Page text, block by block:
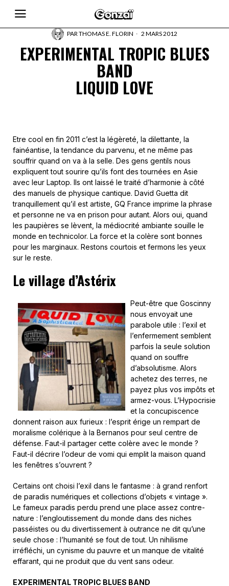
PARTHOMAS E. FLORIN 2 MARS 2012
EXPERIMENTAL TROPIC BLUES
BAND
LIQUID LOVE
Etre cool en fin 2011 c’est la légèreté, la dilettante, la
fainéantise, la tendance du parvenu, et ne même pas
souffrir quand on va à la selle. Des gens gentils nous
expliquent tout sourire qu’ils font des tournées en Asie
avec leur Laptop. Ils ont laissé le traité d’harmonie à côté
des manuels de physique cantique. David Guetta dit
tranquillement qu’il est artiste, GQ France imprime la phrase
et personne ne va en prison pour autant. Alors oui, quand
les paupières se lèvent, la médiocrité ambiante souille le
monde en technicolor. La force et la colère sont bonnes
pour les marginaux. Restons courtois et fermons les yeux
sur le reste.
Le village d’Astérix
Peut-être que Goscinny
nous envoyait une
parabole utile : l’exil et
l’enfermement semblent
parfois la seule solution
quand on souffre
d’absolutisme. Alors
achetez des terres, ne
payez plus vos impôts et
armez-vous. L’Hypocrisie
et la concupiscence
donnent raison aux furieux : l’esprit érige un rempart de
moralisme colérique à la Bernanos pour seul centre de
défense. Faut-il partager cette colère avec le monde ?
Faut-il décrire l’odeur de vomi qui emplit la maison quand
les fenêtres s’ouvrent ?
Certains ont choisi l’exil dans le fantasme : à grand renfort
de paradis numériques et collections d’objets « vintage ».
Le fameux paradis perdu prend une place assez contre-
nature : l’engloutissement du monde dans des niches
passéistes ou du divertissement à outrance ne dit qu’une
seule chose : l’humanité se fout de tout. Un nihilisme
irréfléchi, un cynisme du pauvre et un manque de vitalité
effarant, qui ne produit que du vent sans odeur.
EXPERIMENTAL TROPIC BLUES BAND